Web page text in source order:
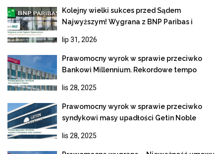
Kolejny wielki sukces przed Sądem
Najwyższym! Wygrana z BNP Paribas i
frankowego
lip 31, 2026
Prawomocny wyrok w sprawie przeciwko
Bankowi Millennium. Rekordowe tempo
lis 28, 2025
Prawomocny wyrok w sprawie przeciwko
syndykowi masy upadłości Getin Noble
lis 28, 2025